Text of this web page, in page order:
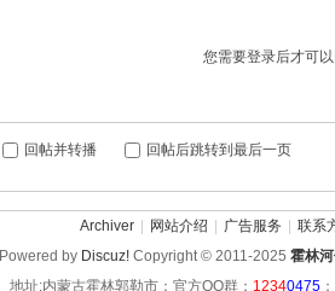
您需要登录后才可
回帖并转播 回帖后跳转到最后一页
Archiver 网站介绍 广告服务 联系
Powered by Discuz! Copyright © 2011-2025 霍林
地址:内蒙古霍林郭勒市；官方QQ群： 12340475